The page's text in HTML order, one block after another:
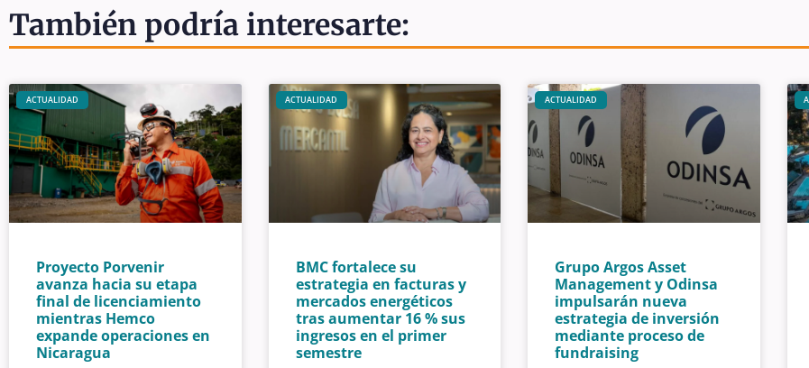
También podría interesarte:
ACTUALIDAD
Proyecto Porvenir
avanza hacia su etapa
final de licenciamiento
mientras Hemco
expande operaciones en
Nicaragua
ACTUALIDAD
BMC fortalece su
estrategia en facturas y
mercados energéticos
tras aumentar 16 % sus
ingresos en el primer
semestre
ACTUALIDAD
Grupo Argos Asset
Management y Odinsa
impulsarán nueva
estrategia de inversión
mediante proceso de
fundraising